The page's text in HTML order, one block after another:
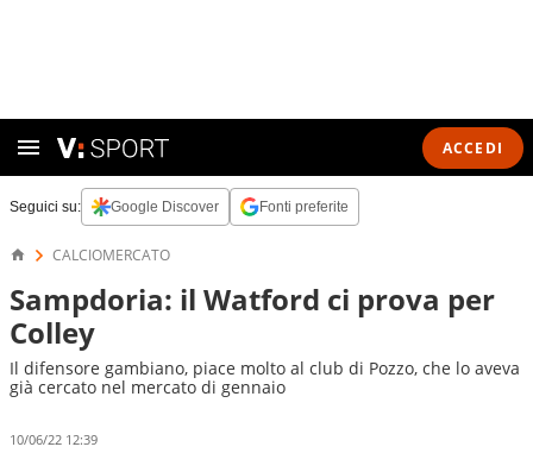
ACCEDI
Seguici su: Google Discover Fonti preferite
CALCIOMERCATO
Sampdoria: il Watford ci prova per
Colley
Il difensore gambiano, piace molto al club di Pozzo, che lo aveva
già cercato nel mercato di gennaio
10/06/22 12:39